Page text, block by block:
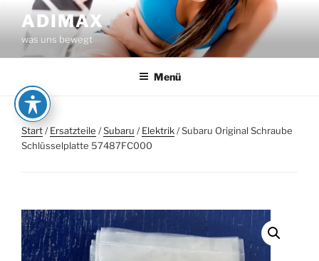
Inhalt
springen
ADIMAX
was uns bewegt
Menü
Start/Ersatzteile /Subaru /Elektrik/ Subaru Original Schraube
Schlüsselplatte 57487FC000